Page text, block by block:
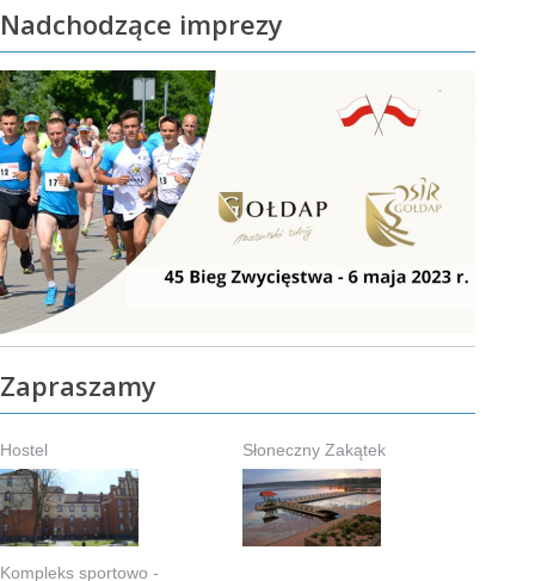
Nadchodzące imprezy
Zapraszamy
Hostel Słoneczny Zakątek
Kompleks sportowo -